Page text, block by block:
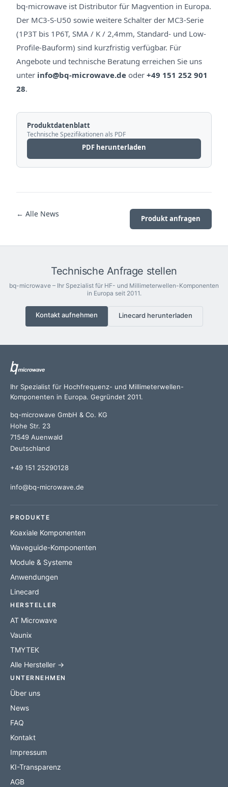
bq-microwave ist Distributor für Magvention in Europa.
Der MC3-S-U50 sowie weitere Schalter der MC3-Serie
(1P3T bis 1P6T, SMA / K / 2,4mm, Standard- und Low-
Profile-Bauform) sind kurzfristig verfügbar. Für
Angebote und technische Beratung erreichen Sie uns
unter info@bq-microwave.de oder +49 151 252 901
28.
Produktdatenblatt
Technische Spezifikationen als PDF
PDF herunterladen
← Alle News Produkt anfragen
Technische Anfrage stellen
bq-microwave – Ihr Spezialist für HF- und Millimeterwellen-Komponenten
in Europa seit 2011.
Kontakt aufnehmen Linecard herunterladen
Ihr Spezialist für Hochfrequenz- und Millimeterwellen-
Komponenten in Europa. Gegründet 2011.
bq-microwave GmbH & Co. KG
Hohe Str. 23
71549 Auenwald
Deutschland
+49 151 25290128
info@bq-microwave.de
PRODUKTE
Koaxiale Komponenten
Waveguide-Komponenten
Module & Systeme
Anwendungen
Linecard
HERSTELLER
AT Microwave
Vaunix
TMYTEK
Alle Hersteller →
UNTERNEHMEN
Über uns
News
FAQ
Kontakt
Impressum
KI-Transparenz
AGB